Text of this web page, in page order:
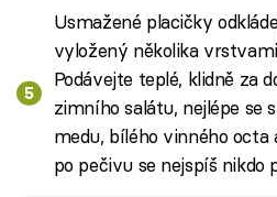
Usmažené placičky
vyložený několika
Podávejte teplé, klidně za
zimního salátu, nejlépe se
medu, bílého vinného octa
po pečivu se nejspíš nikdo